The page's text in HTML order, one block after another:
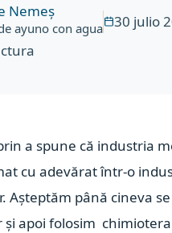
Nemeș
ayuno con agua
30 julio
a spune că industria
cu adevărat într-o
Așteptăm până cineva
și apoi folosim